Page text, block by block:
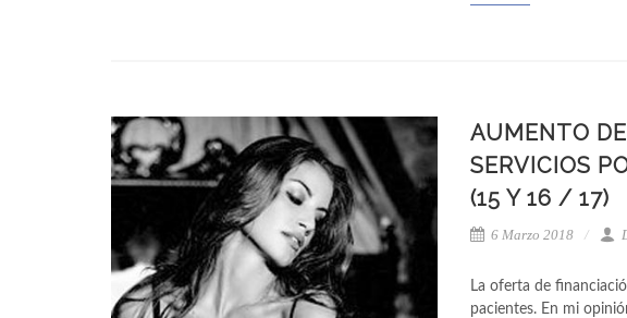
AUMENTO
SERVICIOS
(15 Y 16 / 17)
6 Marzo 2018
La oferta de
pacientes. En mi